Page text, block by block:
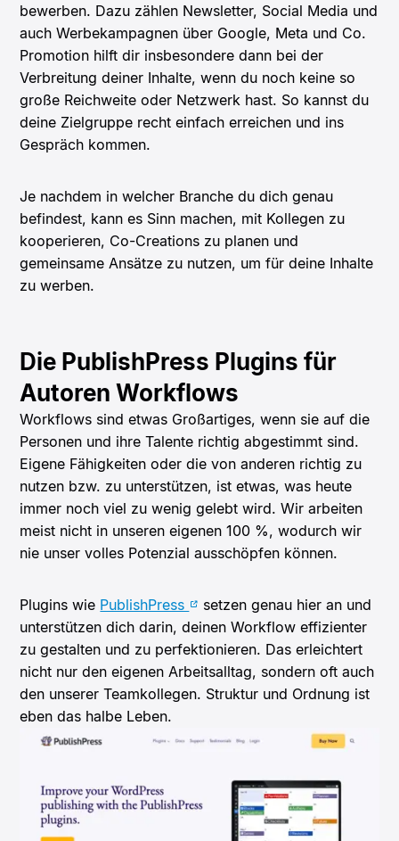
bewerben. Dazu zählen Newsletter, Social Media und
auch Werbekampagnen über Google, Meta und Co.
Promotion hilft dir insbesondere dann bei der
Verbreitung deiner Inhalte, wenn du noch keine so
große Reichweite oder Netzwerk hast. So kannst du
deine Zielgruppe recht einfach erreichen und ins
Gespräch kommen.
Je nachdem in welcher Branche du dich genau
befindest, kann es Sinn machen, mit Kollegen zu
kooperieren, Co-Creations zu planen und
gemeinsame Ansätze zu nutzen, um für deine Inhalte
zu werben.
Die PublishPress Plugins für
Autoren Workflows
Workflows sind etwas Großartiges, wenn sie auf die
Personen und ihre Talente richtig abgestimmt sind.
Eigene Fähigkeiten oder die von anderen richtig zu
nutzen bzw. zu unterstützen, ist etwas, was heute
immer noch viel zu wenig gelebt wird. Wir arbeiten
meist nicht in unseren eigenen 100 %, wodurch wir
nie unser volles Potenzial ausschöpfen können.
Plugins wie PublishPress
setzen genau hier an und
unterstützen dich darin, deinen Workflow effizienter
zu gestalten und zu perfektionieren. Das erleichtert
nicht nur den eigenen Arbeitsalltag, sondern oft auch
den unserer Teamkollegen. Struktur und Ordnung ist
eben das halbe Leben.